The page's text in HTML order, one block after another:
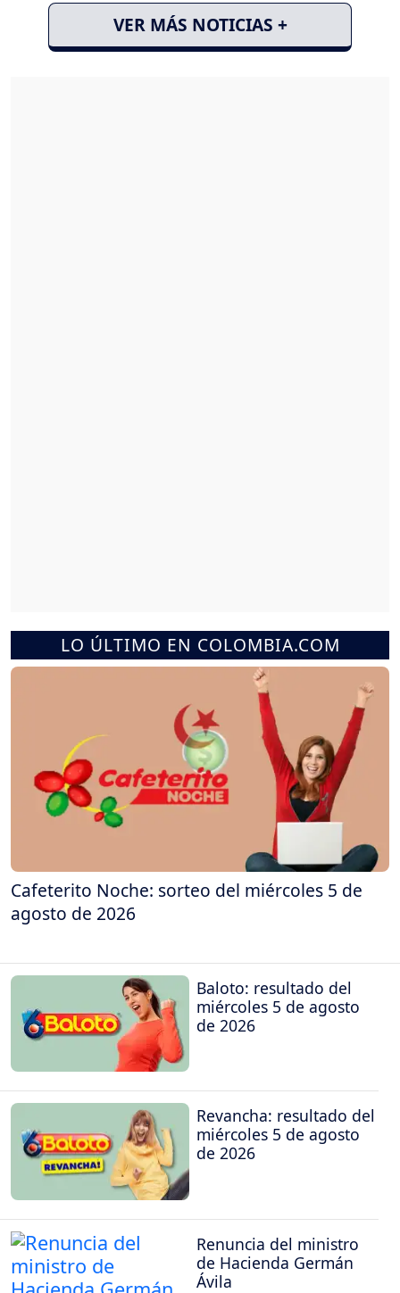
VER MÁS NOTICIAS +
LO ÚLTIMO EN COLOMBIA.COM
Cafeterito Noche: sorteo del miércoles 5 de
agosto de 2026
Baloto: resultado del
miércoles 5 de agosto
de 2026
Revancha: resultado del
miércoles 5 de agosto
de 2026
Renuncia del ministro
de Hacienda Germán
Ávila